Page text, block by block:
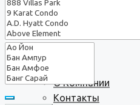
О нас
О Компании
Контакты